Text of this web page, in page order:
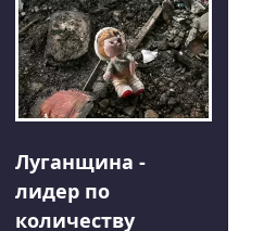
Луганщина -
лидер по
количеству